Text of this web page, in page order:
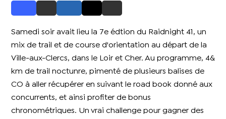
Samedi soir avait lieu la 7e édtion du Raidnight 41, un
mix de trail et de course d'orientation au départ de la
Ville-aux-Clercs, dans le Loir et Cher. Au programme, 4&
km de trail noctunre, pimenté de plusieurs balises de
CO à aller récupérer en suivant le road book donné aux
concurrents, et ainsi profiter de bonus
chronométriques. Un vrai challenge pour gagner des